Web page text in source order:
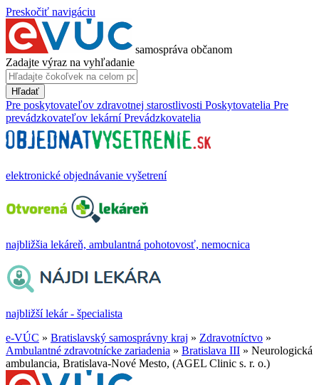
Preskočiť navigáciu
samospráva občanom
Zadajte výraz na vyhľadanie
Hľadať
Pre poskytovateľov zdravotnej starostlivosti Poskytovatelia Pre
prevádzkovateľov lekární Prevádzkovatelia
elektronické objednávanie vyšetrení
najbližšia lekáreň, ambulantná pohotovosť, nemocnica
najbližší lekár - špecialista
e-VÚC » Bratislavský samosprávny kraj » Zdravotníctvo »
Ambulantné zdravotnícke zariadenia » Bratislava III » Neurologická
ambulancia, Bratislava-Nové Mesto, (AGEL Clinic s. r. o.)